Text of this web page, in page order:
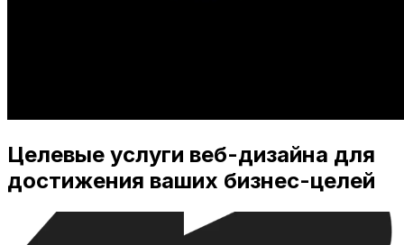
Целевые услуги веб-дизайна для
достижения ваших бизнес-целей